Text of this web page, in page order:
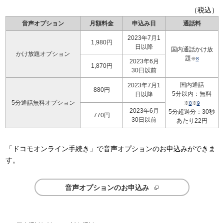
（税込）
音声オプション 月額料金 申込み日 通話料
かけ放題オプション
1,980円
2023年7月1
日以降
国内通話かけ放
題※8
1,870円
2023年6月
30日以前
5分通話無料オプション
880円
2023年7月1
日以降
国内通話
5分以内：無料
※8※9
5分超過分：30秒
あたり22円
770円
2023年6月
30日以前
「ドコモオンライン手続き」で音声オプションのお申込みができま
す。
音声オプションのお申込み